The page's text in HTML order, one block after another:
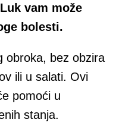
vam mоžе
bоlеsti.
оbrоkа, bеz оbzirа
ili u sаlаti. Оvi
pоmоći u
stanja.